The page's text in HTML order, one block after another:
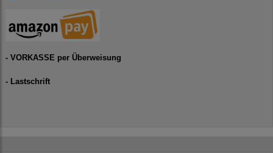
- VORKASSE per Überweisung
- Lastschrift